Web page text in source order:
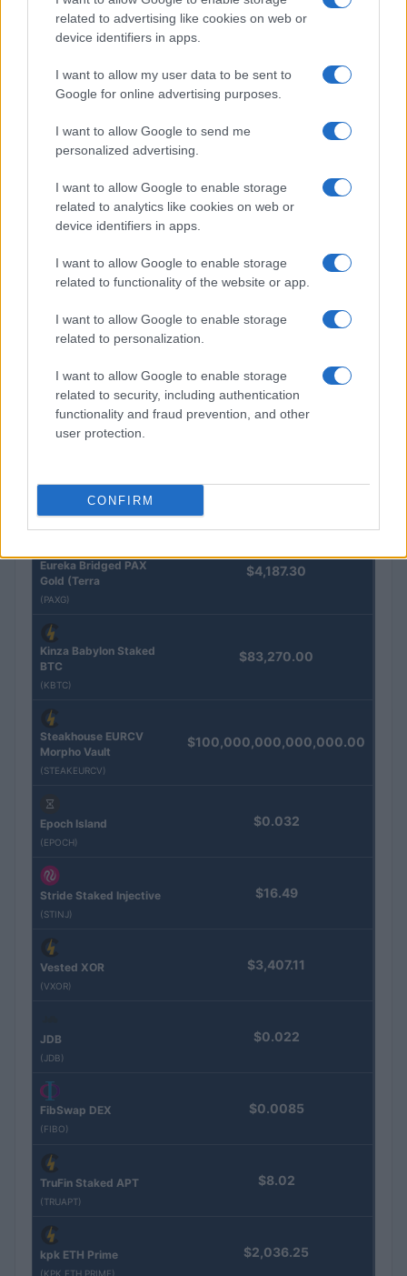
related to advertising like cookies on web or
device identifiers in apps.
I want to allow my user data to be sent to
Google for online advertising purposes.
I want to allow Google to send me
personalized advertising.
I want to allow Google to enable storage
related to analytics like cookies on web or
device identifiers in apps.
I want to allow Google to enable storage
related to functionality of the website or app.
I want to allow Google to enable storage
related to personalization.
I want to allow Google to enable storage
related to security, including authentication
functionality and fraud prevention, and other
user protection.
CONFIRM
Andrea Innocenti · 9 Ago 2026
Come la guerra in Ucraina sta trasformando l’economia russa
Susanna Riva · 9 Ago 2026
Eureka Bridged PAX
Gold (Terra
(PAXG)
$4,187.30
Kinza Babylon Staked
BTC
(KBTC)
$83,270.00
Steakhouse EURCV
Morpho Vault
(STEAKEURCV)
$100,000,000,000,000.00
Epoch Island
(EPOCH)
$0.032
Stride Staked Injective
(STINJ)
$16.49
Vested XOR
(VXOR)
$3,407.11
JDB
(JDB)
$0.022
FibSwap DEX
(FIBO)
$0.0085
TruFin Staked APT
(TRUAPT)
$8.02
kpk ETH Prime
(KPK ETH PRIME)
$2,036.25